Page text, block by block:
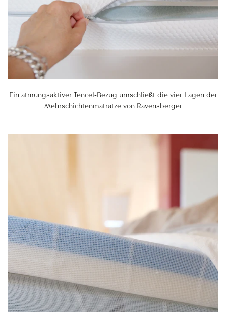
Ein atmungsaktiver Tencel-Bezug umschließt die vier Lagen der
Mehrschichtenmatratze von Ravensberger